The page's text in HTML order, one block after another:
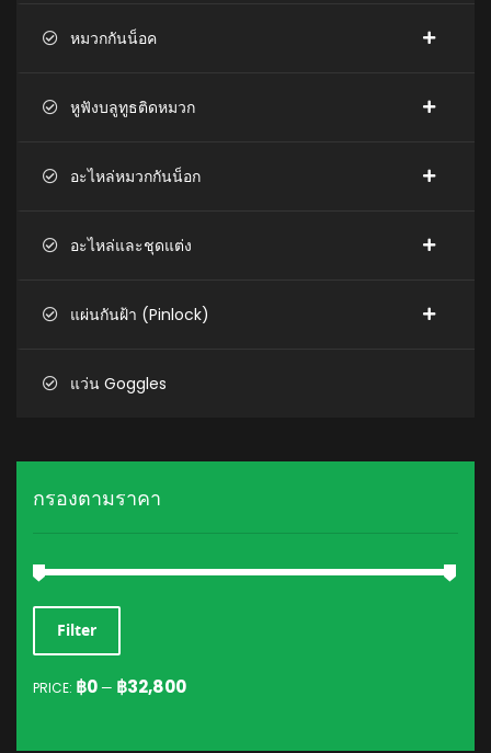
หมวกกันน็อค
หูฟังบลูทูธติดหมวก
อะไหล่หมวกกันน็อก
อะไหล่และชุดแต่ง
แผ่นกันฝ้า (Pinlock)
แว่น Goggles
กรองตามราคา
MIN
PRICE
MAX
PRICE
Filter
PRICE: ฿0 — ฿32,800